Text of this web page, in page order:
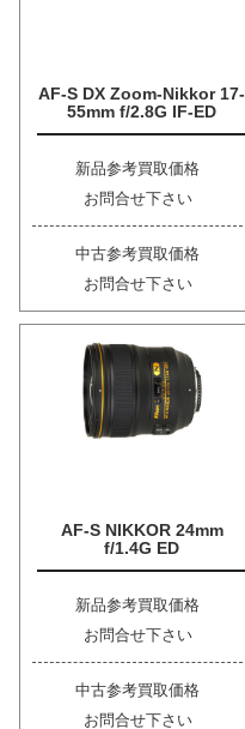
AF-S DX Zoom-Nikkor 17-
55mm f/2.8G IF-ED
新品参考買取価格
お問合せ下さい
中古参考買取価格
お問合せ下さい
AF-S NIKKOR 24mm
f/1.4G ED
新品参考買取価格
お問合せ下さい
中古参考買取価格
お問合せ下さい